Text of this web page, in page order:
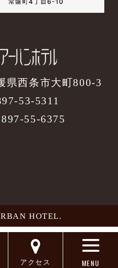
県西条市大町800-3
53-5311
55-6375
HOTEL.
アクセス MENU